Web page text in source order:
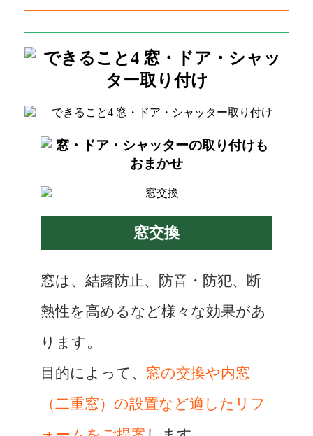
窓交換
窓は、結露防止、防音・防犯、断
熱性を高めるなど様々な効果があ
ります。
目的によって、
窓の交換や内窓
（二重窓）の設置など適したリフ